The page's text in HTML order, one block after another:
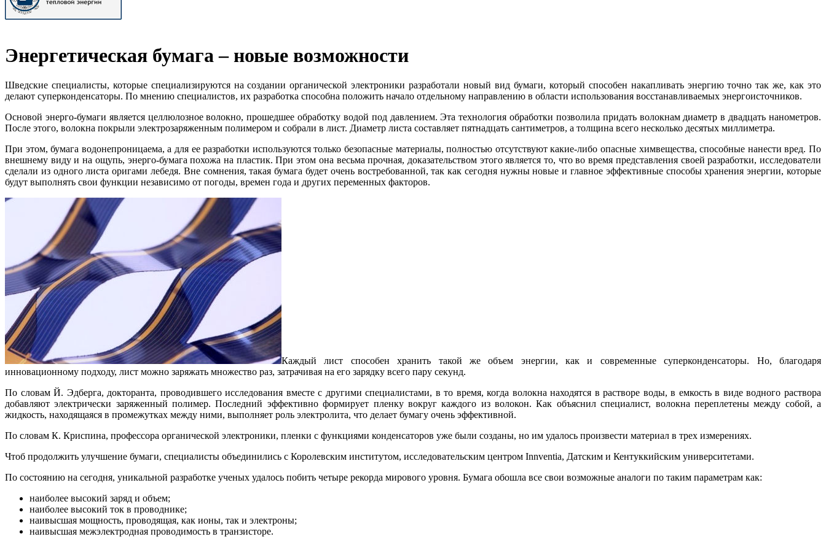
Энергетическая бумага – новые возможности
Шведские специалисты, которые специализируются на создании органической электроники разработали новый вид бумаги, который способен накапливать энергию точно так же, как это
делают суперконденсаторы. По мнению специалистов, их разработка способна положить начало отдельному направлению в области использования восстанавливаемых энергоисточников.
Основой энерго-бумаги является целлюлозное волокно, прошедшее обработку водой под давлением. Эта технология обработки позволила придать волокнам диаметр в двадцать нанометров.
После этого, волокна покрыли электрозаряженным полимером и собрали в лист. Диаметр листа составляет пятнадцать сантиметров, а толщина всего несколько десятых миллиметра.
При этом, бумага водонепроницаема, а для ее разработки используются только безопасные материалы, полностью отсутствуют какие-либо опасные химвещества, способные нанести вред. По
внешнему виду и на ощупь, энерго-бумага похожа на пластик. При этом она весьма прочная, доказательством этого является то, что во время представления своей разработки, исследователи
сделали из одного листа оригами лебедя. Вне сомнения, такая бумага будет очень востребованной, так как сегодня нужны новые и главное эффективные способы хранения энергии, которые
будут выполнять свои функции независимо от погоды, времен года и других переменных факторов.
Каждый лист способен хранить такой же объем энергии, как и современные суперконденсаторы. Но, благодаря
инновационному подходу, лист можно заряжать множество раз, затрачивая на его зарядку всего пару секунд.
По словам Й. Эдберга, докторанта, проводившего исследования вместе с другими специалистами, в то время, когда волокна находятся в растворе воды, в емкость в виде водного раствора
добавляют электрически заряженный полимер. Последний эффективно формирует пленку вокруг каждого из волокон. Как объяснил специалист, волокна переплетены между собой, а
жидкость, находящаяся в промежутках между ними, выполняет роль электролита, что делает бумагу очень эффективной.
По словам К. Криспина, профессора органической электроники, пленки с функциями конденсаторов уже были созданы, но им удалось произвести материал в трех измерениях.
Чтоб продолжить улучшение бумаги, специалисты объединились с Королевским институтом, исследовательским центром Innventia, Датским и Кентуккийским университетами.
По состоянию на сегодня, уникальной разработке ученых удалось побить четыре рекорда мирового уровня. Бумага обошла все свои возможные аналоги по таким параметрам как:
наиболее высокий заряд и объем;
наиболее высокий ток в проводнике;
наивысшая мощность, проводящая, как ионы, так и электроны;
наивысшая межэлектродная проводимость в транзисторе.